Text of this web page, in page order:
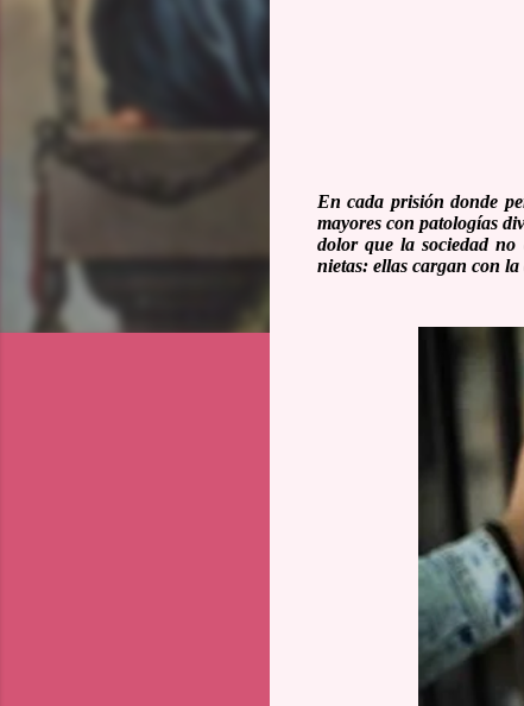
En cada prisión donde
mayores con patologías
dolor que la sociedad no
nietas: ellas cargan con